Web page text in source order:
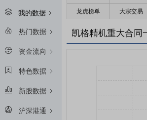
我的数据
热门数据
资金流向
特色数据
新股数据
沪深港通
龙虎榜单 大宗交易
凯格精机重大合同